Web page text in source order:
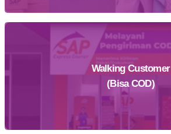
Daftar Sekarang
Walking Customer
(Bisa COD)